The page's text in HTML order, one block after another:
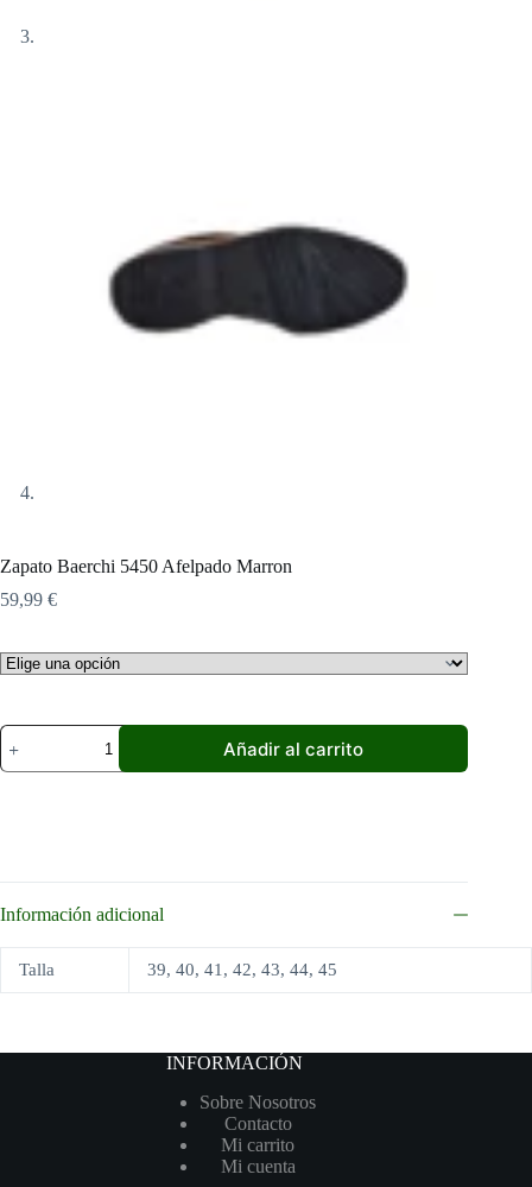
Zapato Baerchi 5450 Afelpado Marron
59,99 €
Zapato
Baerchi
5450
Añadir al carrito
Información adicional
Talla 39, 40, 41, 42, 43, 44, 45
INFORMACIÓN
Sobre Nosotros
Contacto
Mi carrito
Mi cuenta